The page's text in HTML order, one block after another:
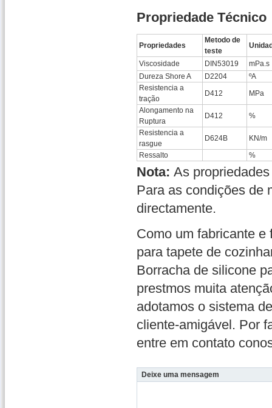
Propriedade Técnico
Propriedades
Metodo de
teste
Viscosidade DIN53019
mPa.s
Dureza Shore A
D2204
ºA
Resistencia a
tração
D412
MPa
Alongamento na
Ruptura
D412
%
Resistencia a
rasgue
D624B
KN/m
Ressalto
%
Nota: As
Para as condições de
directamente.
Como um fabricante
para tapete de
Borracha de silicone
prestmos muita
adotamos o sistema
cliente-amigável. Por
entre em contato
Deixe uma mensagem